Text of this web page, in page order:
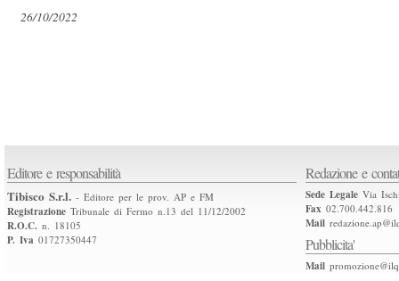
26/10/2022
Editore e responsabilità
Tibisco S.r.l. - Editore per le prov. AP e FM
Registrazione Tribunale di Fermo n.13 del 11/12/2002
R.O.C. n. 18105
P. Iva 01727350447
Redazione e
Sede Legale Via
Fax 02.700.442.816
Mail
Pubblicita'
Mail